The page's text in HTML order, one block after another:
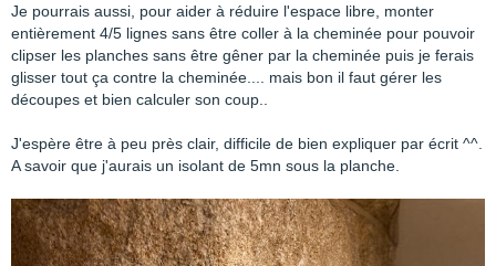
Je pourrais aussi, pour aider à réduire l'espace libre, monter
entièrement 4/5 lignes sans être coller à la cheminée pour pouvoir
clipser les planches sans être gêner par la cheminée puis je ferais
glisser tout ça contre la cheminée.... mais bon il faut gérer les
découpes et bien calculer son coup..
J'espère être à peu près clair, difficile de bien expliquer par écrit ^^.
A savoir que j'aurais un isolant de 5mn sous la planche.